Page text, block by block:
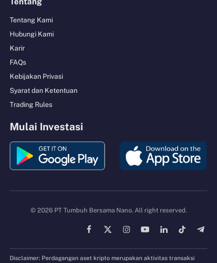
Tentang Kami
Hubungi Kami
Karir
FAQs
Kebijakan Privasi
Syarat dan Ketentuan
Trading Rules
Mulai Investasi
© 2026 PT Tumbuh Bersama Nano. All right reserved.
Facebook
X
InstagramYouTubeLinkedInTikTok
Disclaimer: Perdagangan aset kripto merupakan aktivitas transaksi